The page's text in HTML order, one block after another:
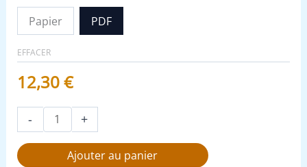
Papier PDF
EFFACER
12,30€
- +
Ajouter au panier